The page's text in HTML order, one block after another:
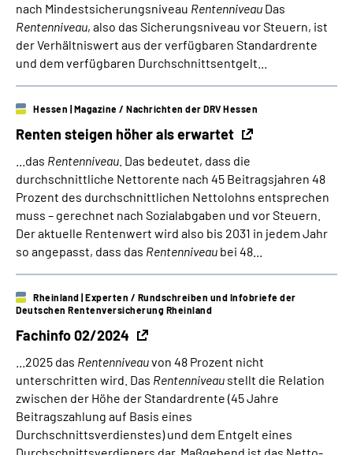
nach Mindestsicherungsniveau Rentenniveau Das
Rentenniveau, also das Sicherungsniveau vor Steuern, ist
der Verhältniswert aus der verfügbaren Standardrente
und dem verfügbaren Durchschnittsentgelt...
Renten steigen höher als erwartet
Hessen | Magazine / Nachrichten der DRV Hessen
...das Rentenniveau . Das bedeutet, dass die
durchschnittliche Nettorente nach 45 Beitragsjahren 48
Prozent des durchschnittlichen Nettolohns entsprechen
muss – gerechnet nach Sozialabgaben und vor Steuern.
Der aktuelle Rentenwert wird also bis 2031 in jedem Jahr
so angepasst, dass das Rentenniveau bei 48...
Fachinfo 02/2024
Rheinland | Experten / Rundschreiben und Infobriefe der
Deutschen Rentenversicherung Rheinland
...2025 das Rentenniveauvon 48 Prozent nicht
unterschritten wird. Das Rentenniveau stellt die Relation
zwischen der Höhe der Standardrente (45 Jahre
Beitragszahlung auf Basis eines
Durchschnittsverdienstes) und dem Entgelt eines